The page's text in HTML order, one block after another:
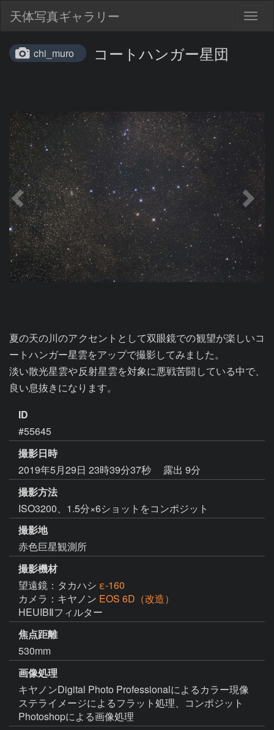
天体写真ギャラリー
chi_muro コートハンガー星団
夏の天の川のアクセントとして双眼鏡での観望が楽しいコ
ートハンガー星雲をアップで撮影してみました。
淡い散光星雲や反射星雲を対象に悪戦苦闘している中で、
良い息抜きになります。
ID
#55645
撮影日時
2019年5月29日 23時39分37秒
露出 9分
撮影方法
ISO3200、1.5分×6ショットをコンポジット
撮影地
赤色巨星観測所
撮影機材
望遠鏡：タカハシ ε-160
カメラ：キヤノン EOS 6D（改造）
HEUIBⅡフィルター
焦点距離
530mm
画像処理
キヤノンDigital Photo Professionalによるカラー現像
ステライメージによるフラット処理、コンポジット
Photoshopによる画像処理